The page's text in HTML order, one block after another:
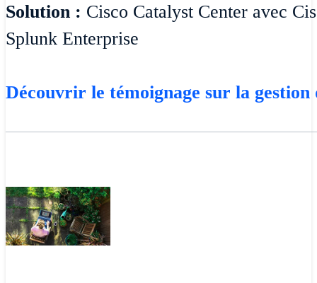
Solution : Cisco Catalyst Center avec
Splunk Enterprise
Découvrir le témoignage sur la gestion